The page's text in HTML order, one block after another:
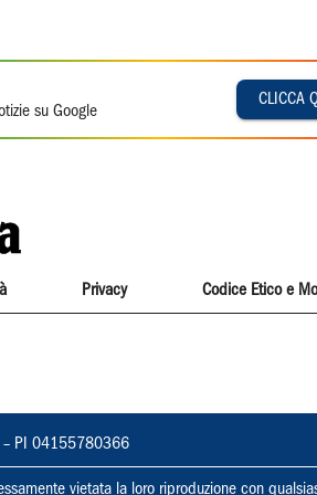
su Google
CLICCA
Privacy Codice Etico e
– PI 04155780366
vietata la loro riproduzione con